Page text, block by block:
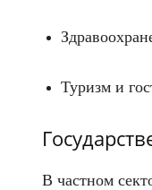
Туризм и
В частном